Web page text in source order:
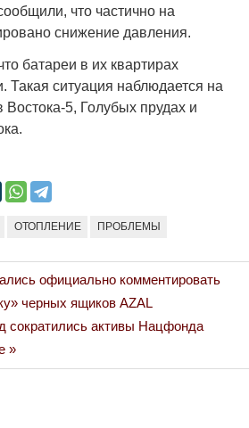
что частично на
снижение давления.
батареи в их квартирах
Такая ситуация наблюдается на
Востока-5, Голубых прудах и
ОТОПЛЕНИЕ ПРОБЛЕМЫ
официально комментировать
черных ящиков AZAL
сократились активы Нацфонда